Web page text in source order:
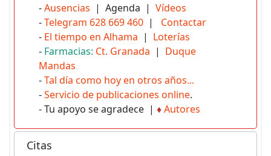
-Ausencias | Agenda | Vídeos
-Telegram 628 669 460 | Contactar
- El tiempo en Alhama | Loterías
- Farmacias: Ct. Granada | Duque
Mandas
-Tal día como hoy en otros años...
-Servicio de publicaciones online.
- Tu apoyo se agradece | ♦Autores
Citas